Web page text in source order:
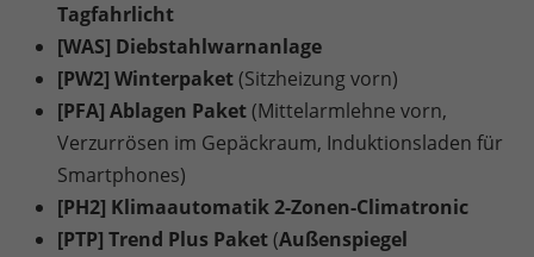
Tagfahrlicht
[WAS] Diebstahlwarnanlage
[PW2] Winterpaket(Sitzheizung vorn)
[PFA] Ablagen Paket(Mittelarmlehne vorn,
Verzurrösen im Gepäckraum, Induktionsladen für
Smartphones)
[PH2] Klimaautomatik 2-Zonen-Climatronic
[PTP] Trend Plus Paket(Außenspiegel